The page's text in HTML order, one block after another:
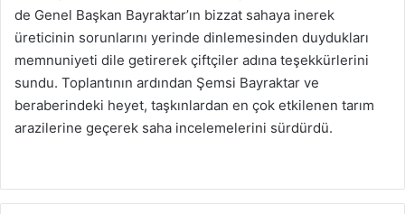
de Genel Başkan Bayraktar’ın bizzat sahaya inerek
üreticinin sorunlarını yerinde dinlemesinden duydukları
memnuniyeti dile getirerek çiftçiler adına teşekkürlerini
sundu. Toplantının ardından Şemsi Bayraktar ve
beraberindeki heyet, taşkınlardan en çok etkilenen tarım
arazilerine geçerek saha incelemelerini sürdürdü.